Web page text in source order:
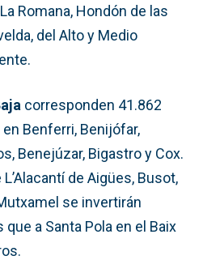
Romana, Hondón de las
del Alto y Medio
corresponden 41.862
Benferri, Benijófar,
Benejúzar, Bigastro y Cox.
de Aigües, Busot,
se invertirán
a Santa Pola en el Baix